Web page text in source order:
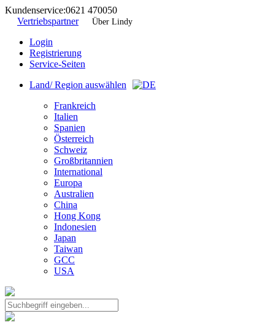
Kundenservice:0621 470050
Vertriebspartner
Über Lindy
Login
Registrierung
Service-Seiten
Land/ Region auswählen
Frankreich
Italien
Spanien
Österreich
Schweiz
Großbritannien
International
Europa
Australien
China
Hong Kong
Indonesien
Japan
Taiwan
GCC
USA